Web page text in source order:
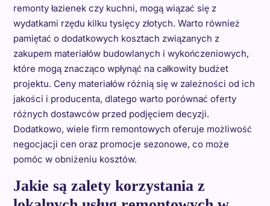
remonty łazienek czy kuchni, mogą wiązać się z
wydatkami rzędu kilku tysięcy złotych. Warto również
pamiętać o dodatkowych kosztach związanych z
zakupem materiałów budowlanych i wykończeniowych,
które mogą znacząco wpłynąć na całkowity budżet
projektu. Ceny materiałów różnią się w zależności od ich
jakości i producenta, dlatego warto porównać oferty
różnych dostawców przed podjęciem decyzji.
Dodatkowo, wiele firm remontowych oferuje możliwość
negocjacji cen oraz promocje sezonowe, co może
pomóc w obniżeniu kosztów.
Jakie są zalety korzystania z